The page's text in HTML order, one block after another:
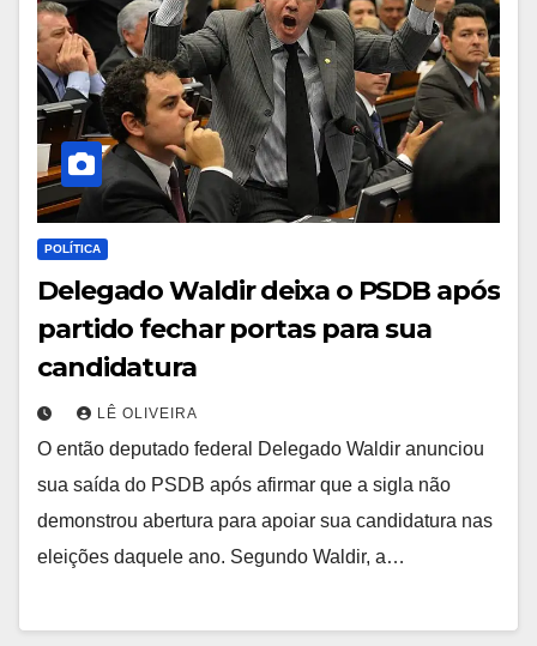
POLÍTICA
Delegado Waldir deixa o PSDB após
partido fechar portas para sua
candidatura
LÊ OLIVEIRA
O então deputado federal Delegado Waldir anunciou
sua saída do PSDB após afirmar que a sigla não
demonstrou abertura para apoiar sua candidatura nas
eleições daquele ano. Segundo Waldir, a…